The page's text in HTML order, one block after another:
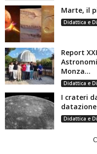
Marte, il
Didattica e
Report
Monza...
Didattica e
I crateri
datazione
Didattica e